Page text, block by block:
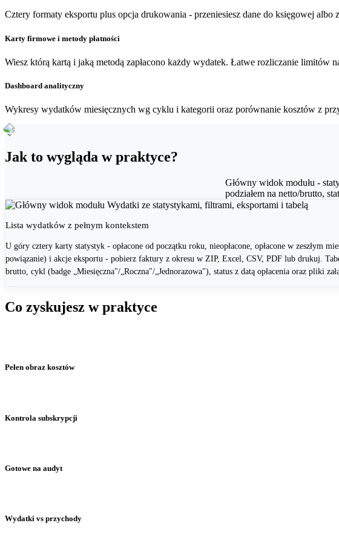
Cztery formaty eksportu plus opcja drukowania - przeniesiesz dane do księgowej albo
Karty firmowe i metody płatności
Wiesz którą kartą i jaką metodą zapłacono każdy wydatek. Łatwe rozliczanie limitów
Dashboard analityczny
Wykresy wydatków miesięcznych wg cyklu i kategorii oraz porównanie kosztów z
Jak to wygląda w praktyce?
Główny widok modułu -
podziałem na netto/brutto,
Lista wydatków z pełnym kontekstem
U góry cztery karty statystyk - opłacone od początku roku, nieopłacone, opłacone w
powiązanie) i akcje eksportu - pobierz faktury z okresu w ZIP, Excel, CSV, PDF lub drukuj.
brutto, cykl (badge „Miesięczna"/„Roczna"/„Jednorazowa"), status z datą opłacenia oraz pliki
Co zyskujesz w praktyce
Pełen obraz kosztów
Kontrola subskrypcji
Gotowe na audyt
Wydatki vs przychody